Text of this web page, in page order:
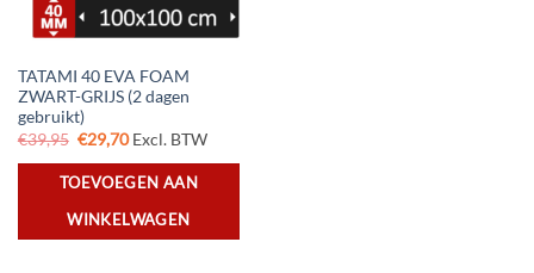
TATAMI 40 EVA FOAM
ZWART-GRIJS (2 dagen
gebruikt)
€39,95 Oorspronkelijke
prijs
was:
€39,95.
€29,70Huidige
is:
€29,70.
Excl. BTW
TOEVOEGEN AAN
WINKELWAGEN